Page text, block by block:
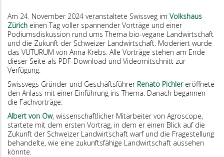
Am 24. November 2024 veranstaltete Swissveg im Volkshaus
Zürich einen Tag voller spannender Vorträge und einer
Podiumsdiskussion rund ums Thema bio-vegane Landwirtschaft
und die Zukunft der Schweizer Landwirtschaft. Moderiert wurde
das VUTURUM von Anna Krebs. Alle Vorträge stehen am Ende
dieser Seite als PDF-Download und Videomitschnitt zur
Verfügung.
Swissvegs Gründer und Geschäftsführer Renato Pichlereröffnete
den Anlass mit einer Einführung ins Thema. Danach begannen
die Fachvorträge:
Albert von Ow, wissenschaftlicher Mitarbeiter von Agroscope,
startete mit dem ersten Vortrag, in dem er einen Blick auf die
Zukunft der Schweizer Landwirtschaft warf und die Fragestellung
behandelte, wie eine zukunftsfähige Landwirtschaft aussehen
könnte.